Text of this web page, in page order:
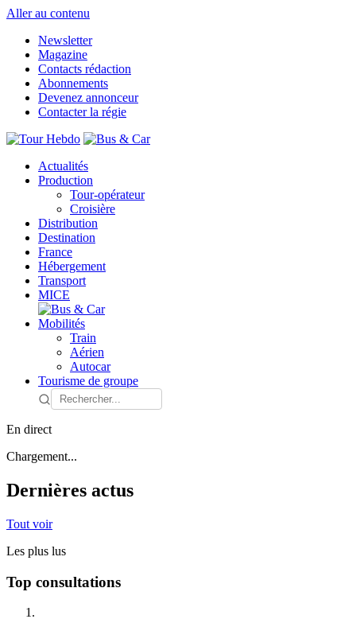
Aller au contenu
Newsletter
Magazine
Contacts rédaction
Abonnements
Devenez annonceur
Contacter la régie
Actualités
Production
Tour-opérateur
Croisière
Distribution
Destination
France
Hébergement
Transport
MICE
Mobilités
Train
Aérien
Autocar
Tourisme de groupe
En direct
Chargement...
Dernières actus
Tout voir
Les plus lus
Top consultations